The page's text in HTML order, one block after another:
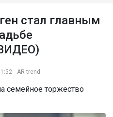
стал главным
AR trend
семейное торжество